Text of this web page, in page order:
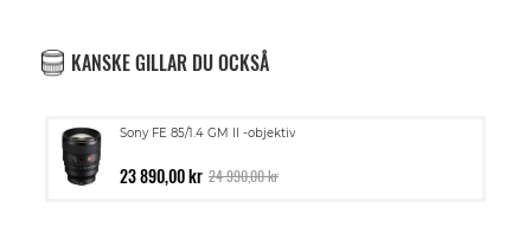
KANSKE GILLAR DU OCKSÅ
Sony FE 85/1.4 GM II -objektiv
23 890,00 kr 24 990,00 kr